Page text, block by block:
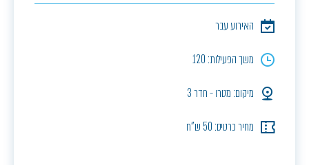
האירוע עבר
משך הפעילות: 120
מיקום: מטרו - חדר 3
מחיר כרטיס: 50 ש"ח